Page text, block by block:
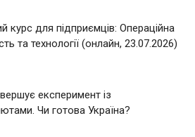
курс для підприємців: Операційна
та технології (онлайн, 23.07.2026)
експеримент із
Чи готова Україна?